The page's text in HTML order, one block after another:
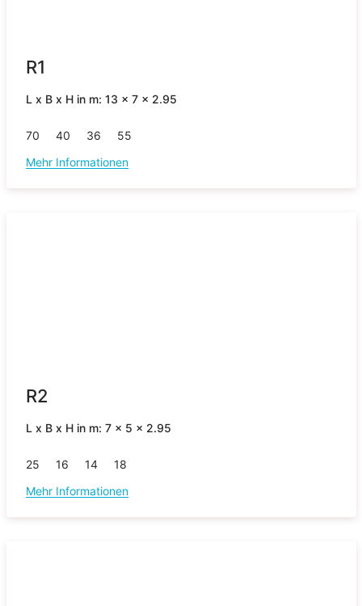
R1
L x B x H in m: 13 x 7 x 2.95
70 40 36
55
Mehr Informationen
R2
L x B x H in m: 7 x 5 x 2.95
25 16 14
18
Mehr Informationen